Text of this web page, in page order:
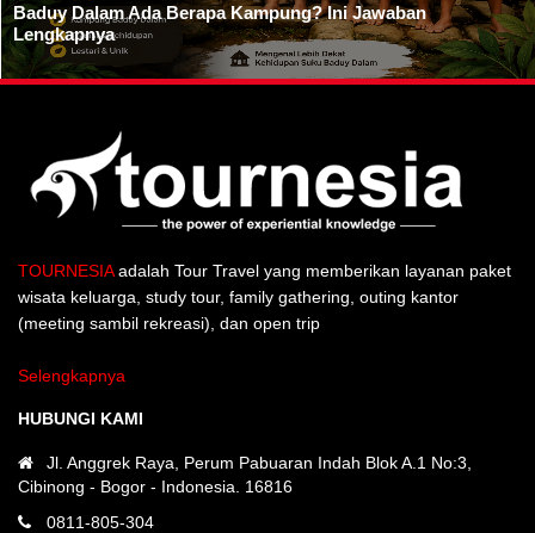
Baduy Dalam Ada Berapa Kampung? Ini Jawaban
Lengkapnya
TOURNESIAadalah Tour Travel yang memberikan layanan paket
wisata keluarga, study tour, family gathering, outing kantor
(meeting sambil rekreasi), dan open trip
Selengkapnya
HUBUNGI KAMI
Jl. Anggrek Raya, Perum Pabuaran Indah Blok A.1 No:3,
Cibinong - Bogor - Indonesia. 16816
0811-805-304